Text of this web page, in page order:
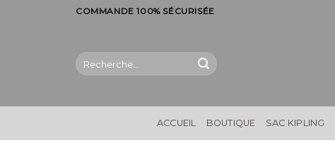
COMMANDE 100% SÉCURISÉE
Recherche
pour :
ACCUEIL BOUTIQUE SAC KIPLING